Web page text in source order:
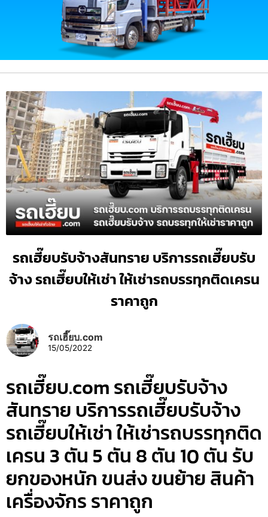
รถเฮี๊ยบรับจ้างสันทราย บริการรถเฮี๊ยบรับ
จ้าง รถเฮี๊ยบให้เช่า ให้เช่ารถบรรทุกติดเครน
ราคาถูก
รถเฮี๊ยบ.com
15/05/2022
รถเฮี๊ยบ.com รถเฮี๊ยบรับจ้าง
สันทราย บริการรถเฮี๊ยบรับจ้าง
รถเฮี๊ยบให้เช่า ให้เช่ารถบรรทุกติด
เครน 3 ตัน 5 ตัน 8 ตัน 10 ตัน รับ
ยกของหนัก ขนส่ง ขนย้าย สินค้า
เครื่องจักร ราคาถูก